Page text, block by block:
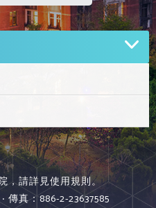
，請詳見使用規則。
傳真：886-2-23637585